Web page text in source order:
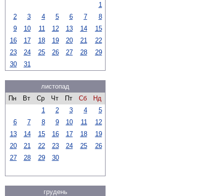
1
2
3 4 5 6 7
8
9
10 11 12 13 14
15
16
17 18 19 20 21
22
23
24 25 26 27 28
29
30
31
листопад
Пн
Вт Ср Чт Пт Сб
Нд
1
2 3 4
5
6
7 8 9 10 11
12
13
14 15 16 17 18
19
20
21 22 23 24 25
26
27
28 29 30
грудень